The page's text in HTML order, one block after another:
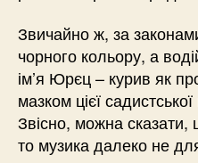
Звичайно ж, за
чорного кольору, а
ім’я Юрєц – курив як
мазком цієї
Звісно, можна
то музика далеко не